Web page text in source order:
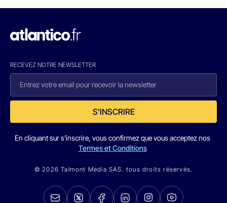
RECEVEZ NOTRE NEWSLETTER
S'INSCRIRE
En cliquant sur s'inscrire, vous confirmez que vous acceptez nos
Termes et Conditions
© 2026 Talmont Media SAS. tous droits réservés.